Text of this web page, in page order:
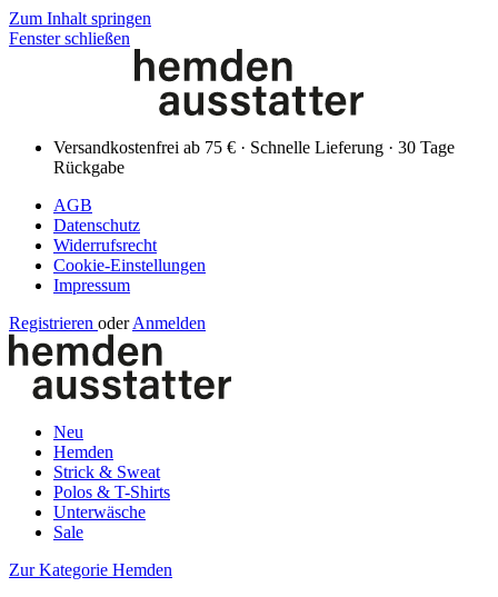
Zum Inhalt springen
Fenster schließen
Versandkostenfrei ab 75 € · Schnelle Lieferung · 30 Tage
Rückgabe
AGB
Datenschutz
Widerrufsrecht
Cookie-Einstellungen
Impressum
Registrieren oder Anmelden
Neu
Hemden
Strick & Sweat
Polos & T-Shirts
Unterwäsche
Sale
Zur Kategorie Hemden